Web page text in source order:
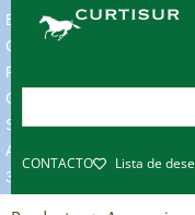
ENVIOS
GRATIS
POR
COMPRAS
SUPERIORES
A
300€*
CONTACTO Lista de